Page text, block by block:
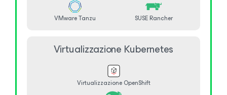
VMware Tanzu SUSE Rancher
Virtualizzazione Kubernetes
Virtualizzazione OpenShift